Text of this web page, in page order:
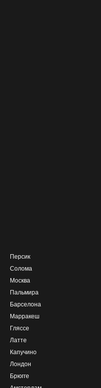
Персик
Солома
Москва
Пальмира
Барселона
Марракеш
Гляссе
Латте
Капучино
Лондон
Брюгге